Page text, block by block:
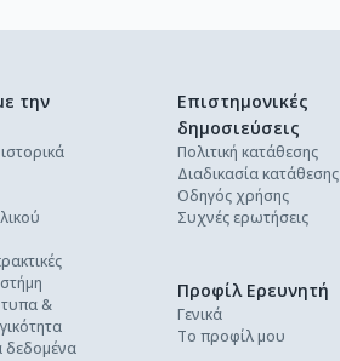
την
&
Επιστημονικές
δημοσιεύσεις
Πολιτική κατάθεσης
Διαδικασία κατάθεσης
Οδηγός χρήσης
Συχνές ερωτήσεις
Προφίλ Ερευνητή
Γενικά
Το προφίλ μου